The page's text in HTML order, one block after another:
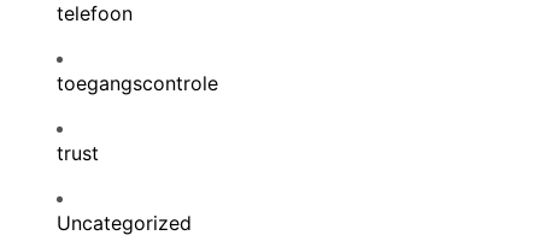
telefoon
toegangscontrole
trust
Uncategorized